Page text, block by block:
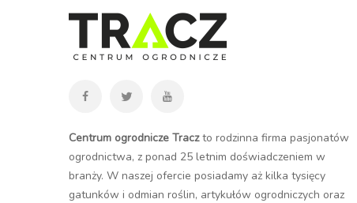
Centrum ogrodnicze Traczto rodzinna firma pasjonatów
ogrodnictwa, z ponad 25 letnim doświadczeniem w
branży. W naszej ofercie posiadamy aż kilka tysięcy
gatunków i odmian roślin, artykułów ogrodniczych oraz